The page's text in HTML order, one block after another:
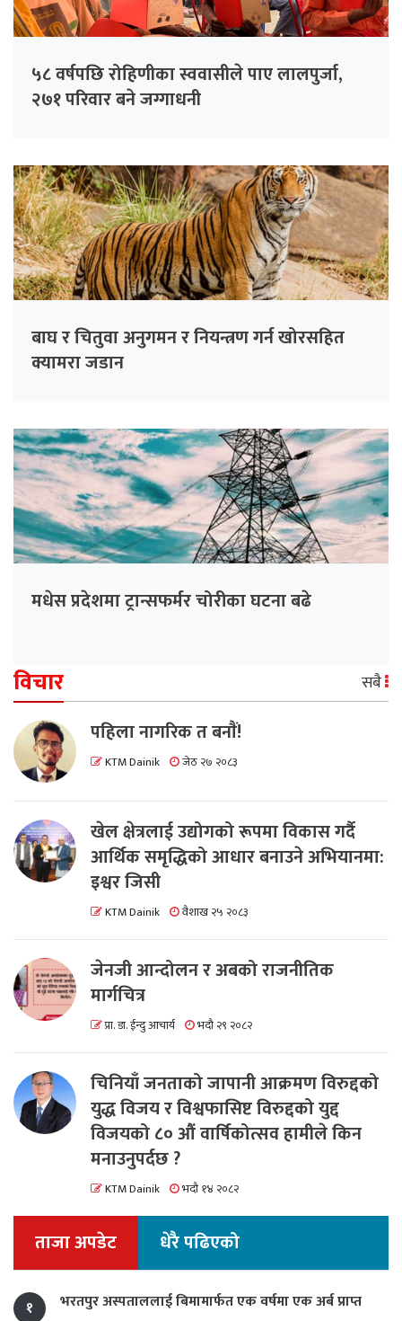
५८ वर्षपछि रोहिणीका स्ववासीले पाए लालपुर्जा,
२७१ परिवार बने जग्गाधनी
बाघ र चितुवा अनुगमन र नियन्त्रण गर्न खोरसहित
क्यामरा जडान
मधेस प्रदेशमा ट्रान्सफर्मर चोरीका घटना बढे
विचार सबै
पहिला नागरिक त बनाैं!
KTM Dainik जेठ २७ २०८३
खेल क्षेत्रलाई उद्योगको रूपमा विकास गर्दै
आर्थिक समृद्धिको आधार बनाउने अभियानमा:
इश्वर जिसी
KTM Dainik वैशाख २५ २०८३
जेनजी आन्दोलन र अबको राजनीतिक
मार्गचित्र
प्रा. डा. ईन्दु आचार्य भदौ २९ २०८२
चिनियाँ जनताको जापानी आक्रमण विरुद्दको
युद्ध विजय र विश्वफासिष्ट विरुद्दको युद्द
विजयको ८० औं वार्षिकोत्सव हामीले किन
मनाउनुपर्दछ ?
KTM Dainik भदौ १४ २०८२
ताजा अपडेट धेरै पढिएको
१ भरतपुर अस्पताललाई बिमामार्फत एक वर्षमा एक अर्ब प्राप्त